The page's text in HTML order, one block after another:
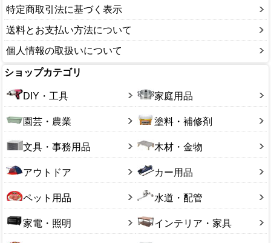
特定商取引法に基づく表示
送料とお支払い方法について
個人情報の取扱いについて
ショップカテゴリ
DIY・工具 家庭用品
園芸・農業 塗料・補修剤
文具・事務用品 木材・金物
アウトドア カー用品
ペット用品 水道・配管
家電・照明 インテリア・家具